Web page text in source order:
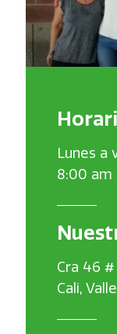
Lunes a
8:00 am
Cra 46
Cali,